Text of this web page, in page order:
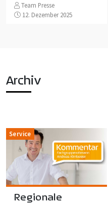
Team Presse
12. Dezember 2025
Archiv
Service
Regionale